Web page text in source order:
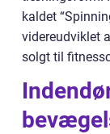
kaldet
videreudviklet
solgt til